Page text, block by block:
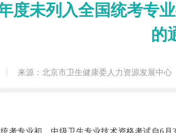
度未列入全国统考专
的
来源：北京市卫生健康委人力资源发展中心
考专业初、中级卫生专业技术资格考试自6 月